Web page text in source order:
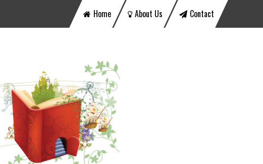
Home About Us Contact